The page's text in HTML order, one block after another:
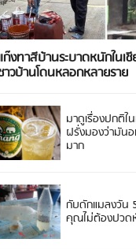
ก๊งทาสีบ้านระบาดหนักในเ
าวบ้านโดนหลอกหลายราย
มาดูเรื่องปกติใ
ฝรั่งมองว่ามันอ
มาก
กับดักแมลงวัน
คุณไม่ต้องปวด